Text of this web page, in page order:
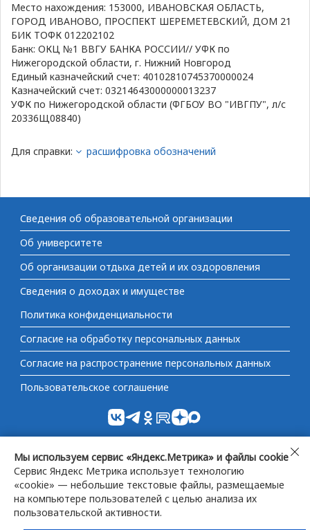
Место нахождения: 153000, ИВАНОВСКАЯ ОБЛАСТЬ,
ГОРОД ИВАНОВО, ПРОСПЕКТ ШЕРЕМЕТЕВСКИЙ, ДОМ 21
БИК ТОФК 012202102
Банк: ОКЦ №1 ВВГУ БАНКА РОССИИ// УФК по
Нижегородской области, г. Нижний Новгород
Единый казначейский счет: 40102810745370000024
Казначейский счет: 03214643000000013237
УФК по Нижегородской области (ФГБОУ ВО "ИВГПУ", л/с
20336Щ08840)
Для справки: расшифровка обозначений
Сведения об образовательной организации
Об университете
Об организации отдыха детей и их оздоровления
Сведения о доходах и имуществе
Политика конфиденциальности
Согласие на обработку персональных данных
Согласие на распространение персональных данных
Пользовательское соглашение
Российской Федерации
Федеральная служба по надзору в сфере образования
и науки
Мы используем сервис «Яндекс.Метрика» и файлы cookie
Сервис Яндекс Метрика использует технологию
«cookie» — небольшие текстовые файлы, размещаемые
на компьютере пользователей с целью анализа их
пользовательской активности.
Не